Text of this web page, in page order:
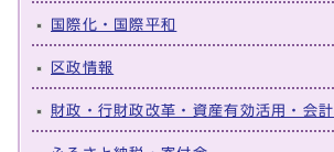
国際化・国際平和
区政情報
財政・行財政改革・資産有効活用・会計